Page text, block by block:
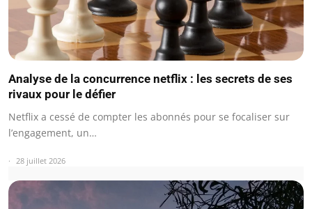
Analyse de la concurrence netflix : les secrets de ses
rivaux pour le défier
Netflix a cessé de compter les abonnés pour se focaliser sur
l’engagement, un…
28 juillet 2026